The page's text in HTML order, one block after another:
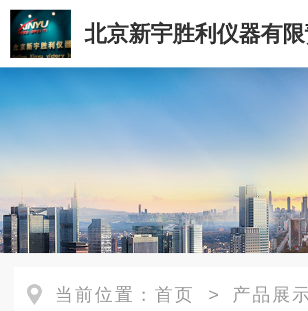
北京新宇胜利仪器有
司
当前位置： 首页 > 产品展